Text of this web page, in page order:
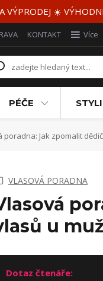
VÝPRODEJ ☀️
KONTAKT Více
PÉČE
poradna: Jak zpomalit
VLASOVÁ PORADNA
u
Dotaz čtenáře: